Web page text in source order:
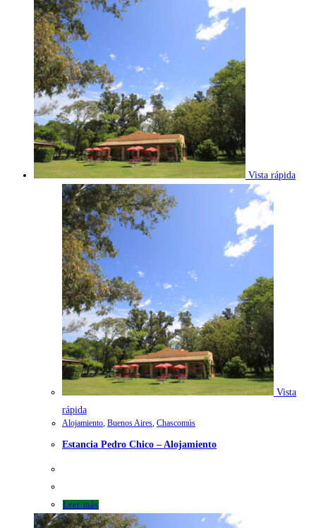
Vista rápida
Vista
rápida
Alojamiento, Buenos Aires, Chascomús
Estancia Pedro Chico – Alojamiento
Leer más